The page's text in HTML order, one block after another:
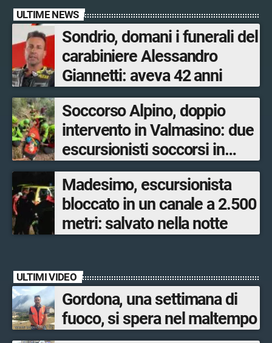
ULTIME NEWS
Sondrio, domani i funerali del
carabiniere Alessandro
Giannetti: aveva 42 anni
Soccorso Alpino, doppio
intervento in Valmasino: due
escursionisti soccorsi in
poche ore
Madesimo, escursionista
bloccato in un canale a 2.500
metri: salvato nella notte
ULTIMI VIDEO
Gordona, una settimana di
fuoco, si spera nel maltempo